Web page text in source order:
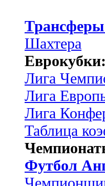
Трансферы
Шахтера
Еврокубки:
Лига
Лига
Лига
Таблица
Футбол